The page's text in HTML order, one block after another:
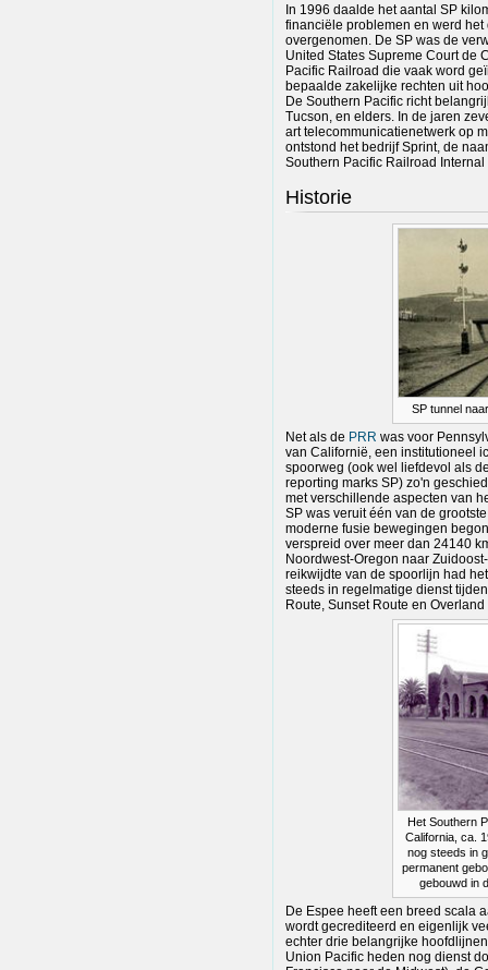
In 1996 daalde het aantal SP
financiële problemen en werd
overgenomen. De SP was de
United States Supreme Court de
Pacific Railroad die vaak word
bepaalde zakelijke rechten uit
De Southern Pacific richt
Tucson, en elders. In de jaren
art telecommunicatienetwerk op
ontstond het bedrijf Sprint, de
Southern Pacific Railroad
Historie
SP tunnel
Net als de PRR was voor
van Californië, een institutioneel
spoorweg (ook wel liefdevol als
reporting marks SP) zo'n
met verschillende aspecten van
SP was veruit één van de
moderne fusie bewegingen
verspreid over meer dan 24140
Noordwest-Oregon naar
reikwijdte van de spoorlijn had
steeds in regelmatige dienst
Route, Sunset Route en Overland
Het Southern
California, ca.
nog steeds in
permanent
gebouwd in
De Espee heeft een breed scala
wordt gecrediteerd en eigenlijk
echter drie belangrijke
Union Pacific heden nog dienst